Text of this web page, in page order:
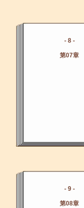
- 8 -
第07章
- 9 -
第08章